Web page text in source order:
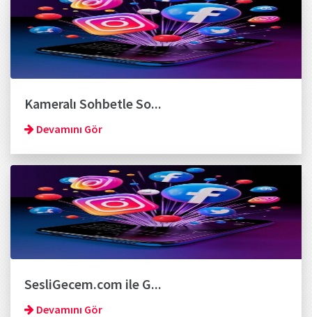
Kameralı Sohbetle So...
Devamını Gör
SesliGecem.com ile G...
Devamını Gör